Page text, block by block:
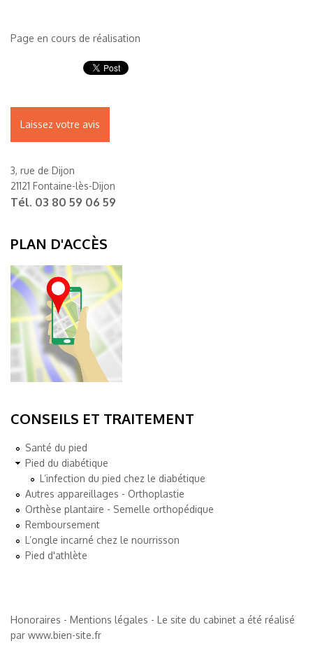
Page en cours de réalisation
Laissez votre avis
3, rue de Dijon
21121 Fontaine-lès-Dijon
Tél. 03 80 59 06 59
PLAN D'ACCÈS
CONSEILS ET TRAITEMENT
Santé du pied
Pied du diabétique
L’infection du pied chez le diabétique
Autres appareillages - Orthoplastie
Orthèse plantaire - Semelle orthopédique
Remboursement
L’ongle incarné chez le nourrisson
Pied d'athlète
Honoraires - Mentions légales - Le site du cabinet a été réalisé
par www.bien-site.fr